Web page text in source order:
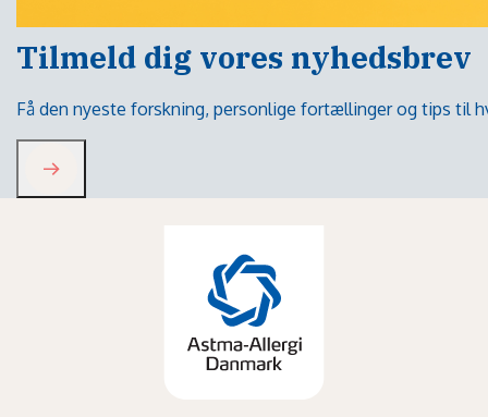
Tilmeld dig vores nyhedsbrev
Få den nyeste forskning, personlige fortællinger og tips til